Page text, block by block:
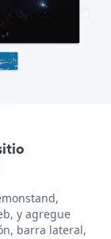
y agregue
barra lateral,